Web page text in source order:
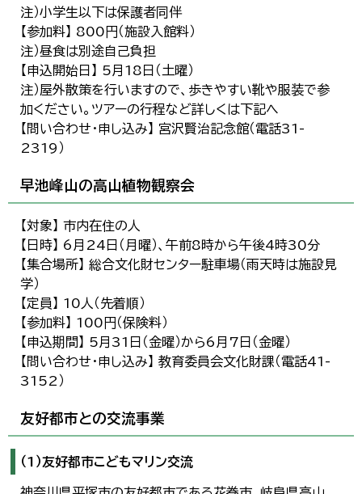
注）小学生以下は保護者同伴
【参加料】 800円（施設入館料）
注）昼食は別途自己負担
【申込開始日】 5月18日（土曜）
注）屋外散策を行いますので、歩きやすい靴や服装で参
加ください。ツアーの行程など詳しくは下記へ
【問い合わせ・申し込み】 宮沢賢治記念館（電話31-
2319）
早池峰山の高山植物観察会
【対象】 市内在住の人
【日時】 6月24日（月曜）、午前8時から午後4時30分
【集合場所】 総合文化財センター駐車場（雨天時は施設見
学）
【定員】 10人（先着順）
【参加料】 100円（保険料）
【申込期間】 5月31日（金曜）から6月7日（金曜）
【問い合わせ・申し込み】 教育委員会文化財課（電話41-
3152）
友好都市との交流事業
（1）友好都市こどもマリン交流